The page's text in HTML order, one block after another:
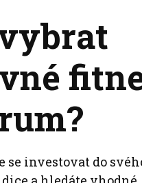
se investovat do